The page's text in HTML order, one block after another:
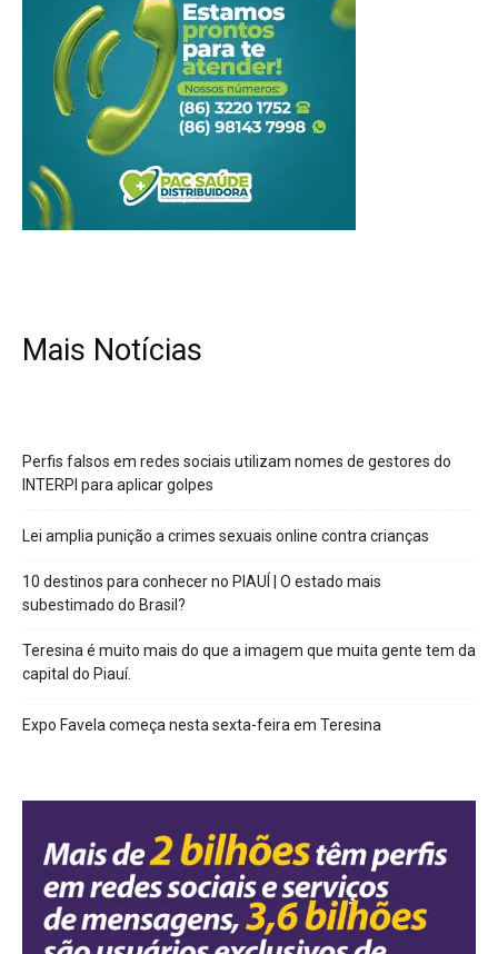
Mais Notícias
Perfis falsos em redes sociais utilizam nomes de gestores do
INTERPI para aplicar golpes
Lei amplia punição a crimes sexuais online contra crianças
10 destinos para conhecer no PIAUÍ | O estado mais
subestimado do Brasil?
Teresina é muito mais do que a imagem que muita gente tem da
capital do Piauí.
Expo Favela começa nesta sexta-feira em Teresina